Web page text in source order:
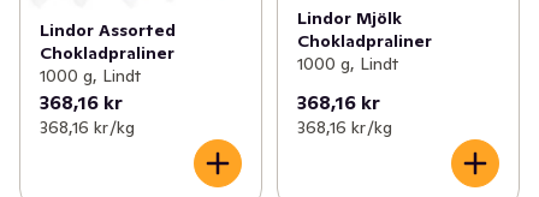
Lindor Assorted
Chokladpraliner
1000 g, Lindt
368,16 kr
368,16 kr /kg
Lindor Mjölk
Chokladpraliner
1000 g, Lindt
368,16 kr
368,16 kr /kg